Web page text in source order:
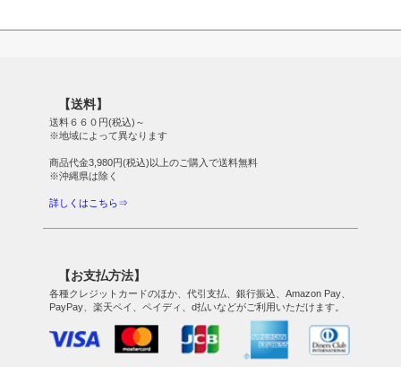
【送料】
送料６６０円(税込)～
※地域によって異なります
商品代金3,980円(税込)以上のご購入で送料無料
※沖縄県は除く
詳しくはこちら⇒
【お支払方法】
各種クレジットカードのほか、代引支払、銀行振込、Amazon Pay、
PayPay、楽天ペイ、ペイディ、d払いなどがご利用いただけます。